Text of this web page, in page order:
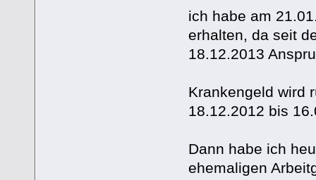
ich habe am
erhalten, da seit
18.12.2013
Krankengeld wird
18.12.2012 bis
Dann habe ich
ehemaligen